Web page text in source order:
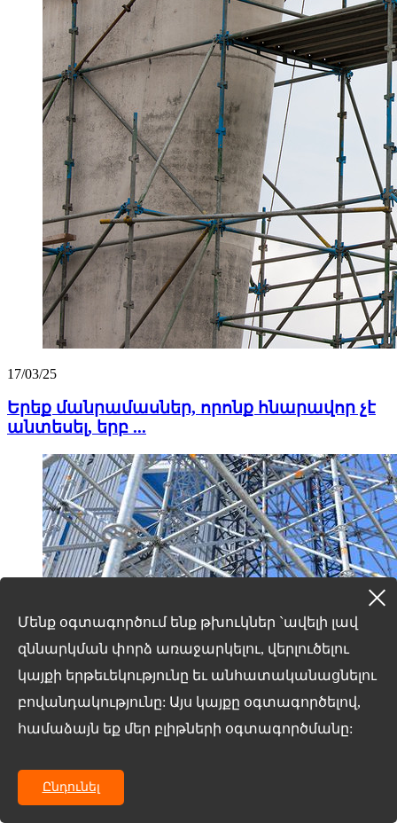
17/03/25
Երեք մանրամասներ, որոնք հնարավոր չէ
անտեսել, երբ ...
Որոնք են սկավառակի տիպի
Մենք օգտագործում ենք թխուկներ `ավելի լավ
զննարկման փորձ առաջարկելու, վերլուծելու
կայքի երթեւեկությունը եւ անհատականացնելու
բովանդակությունը: Այս կայքը օգտագործելով,
համաձայն եք մեր բլիթների օգտագործմանը:
Ընդունել